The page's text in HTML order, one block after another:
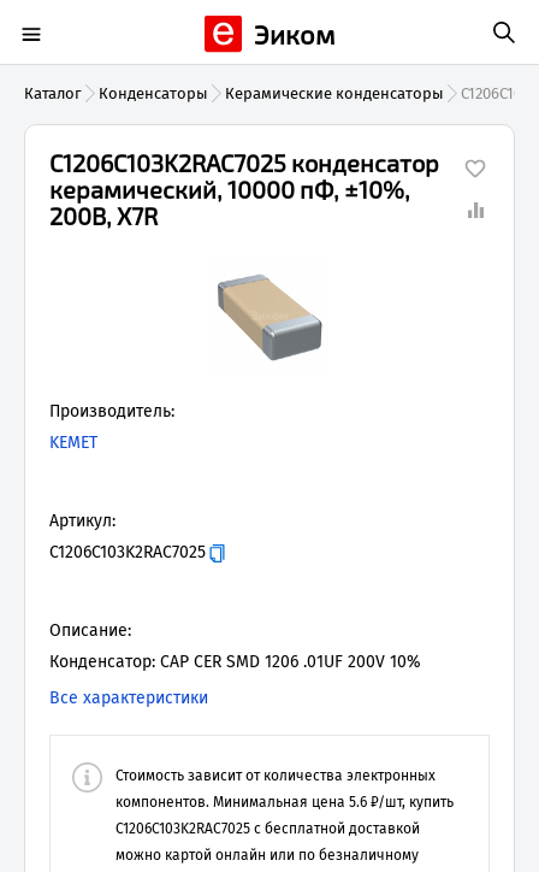
Эиком
Каталог Конденсаторы Керамические конденсаторы
C1206C103K2RAC7025 конденсатор
керамический, 10000 пФ, ±10%,
200В, X7R
Производитель:
KEMET
Артикул:
C1206C103K2RAC7025
Описание:
Конденсатор: CAP CER SMD 1206 .01UF 200V 10%
Все характеристики
Стоимость зависит от количества электронных
компонентов. Минимальная цена 5.6 ₽/шт, купить
C1206C103K2RAC7025 с бесплатной доставкой
можно картой онлайн или по безналичному